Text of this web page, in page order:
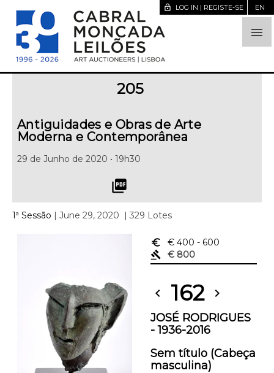

lock_open LOG IN | REGISTE-SE EN
205
Antiguidades e Obras de Arte
Moderna e Contemporânea
29 de Junho de 2020 • 19h30
picture_as_pdf
1ª Sessão | June 29, 2020 | 329 Lotes
euro_symbol € 400 - 600
gavel
€ 800
chevron_left 162 chevron_right
JOSÉ RODRIGUES
- 1936-2016
Sem título (Cabeça
masculina)